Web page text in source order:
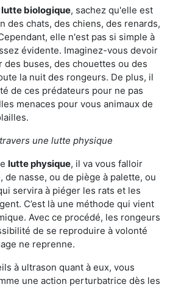
lutte biologique, sachez qu'elle est
des chats, des chiens, des renards,
elle n'est pas si simple à
évidente. Imaginez-vous devoir
buses, des chouettes ou des
la nuit des rongeurs. De plus, il
de ces prédateurs pour ne pas
menaces pour vous animaux de
une lutte physique
lutte physique, il va vous falloir
de nasse, ou de piège à palette, ou
servira à piéger les rats et les
C’est là une méthode qui vient
Avec ce procédé, les rongeurs
de se reproduire à volonté
ne reprenne.
à ultrason quant à eux, vous
une action perturbatrice dès les